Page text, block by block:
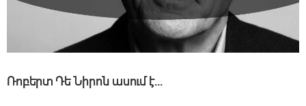
Ռոբերտ Դե Նիրոն ասում է․․․